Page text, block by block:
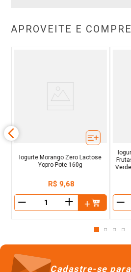
APROVEITE E
Iogurte Morango Zero Lactose
Yopro Pote 160g
R$ 9,68
＋
Cadastre-se